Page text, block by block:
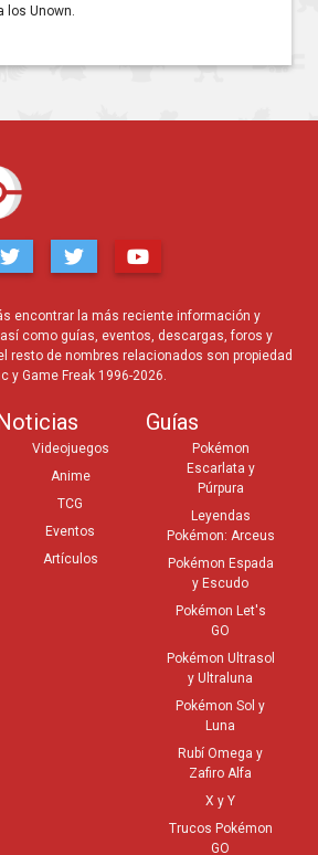
los Unown.
encontrar la más reciente información y
como guías, eventos, descargas, foros y
resto de nombres relacionados son propiedad
y Game Freak 1996-2026.
Videojuegos
Anime
TCG
Eventos
Artículos
Guías
Pokémon
Escarlata y
Púrpura
Leyendas
Pokémon: Arceus
Pokémon Espada
y Escudo
Pokémon Let's
GO
Pokémon Ultrasol
y Ultraluna
Pokémon Sol y
Luna
Rubí Omega y
Zafiro Alfa
X y Y
Trucos Pokémon
GO